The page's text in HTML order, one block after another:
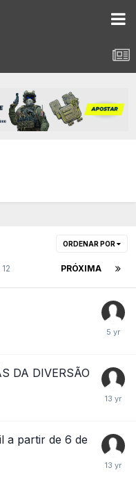
ORDENAR POR
PRÓXIMA
DA DIVERSÃO
a partir de 6 de